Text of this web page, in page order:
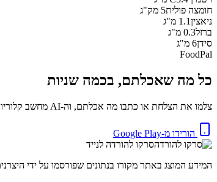
חומצה פולית5 מק"ג
ניאצין1.1 מ"ג
ברזל0.3 מ"ג
סידן6 מ"ג
FoodPal
כל מה שאכלתם, בכמה שניות
צלמו את הצלחת או כתבו מה אכלתם, וה-AI מחשב קלוריות, חלבון ומאקרו באופן מיידי. בחינם.
הורידו מ-Google Play
סרקו להורדה לנייד
המידע המוצג באתר מקורו בנתונים שפורסמו על ידי